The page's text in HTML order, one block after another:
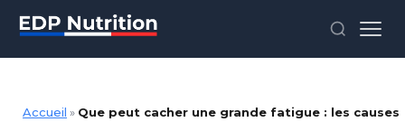
Accueil » Que peut cacher une grande fatigue : les causes